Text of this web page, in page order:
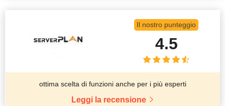
Il nostro punteggio
4.5
ottima scelta di funzioni anche per i più esperti
Leggi la recensione